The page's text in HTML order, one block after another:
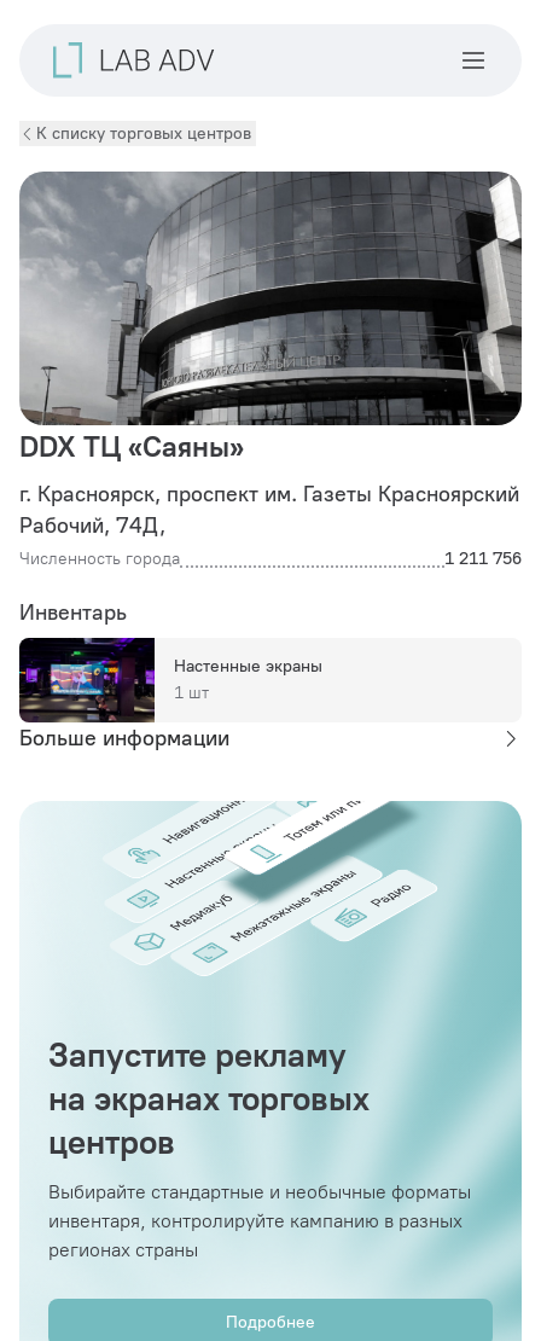
К списку торговых центров
Инвентарь
Настенные экраны
1 шт
DDX ТЦ «Саяны»
г. Красноярск, проспект им. Газеты Красноярский
Рабочий, 74Д,
Численность города 1 211 756
Больше информации
Запустите рекламу
на экранах торговых
центров
Выбирайте стандартные и необычные форматы
инвентаря, контролируйте кампанию в разных
регионах страны
Подробнее